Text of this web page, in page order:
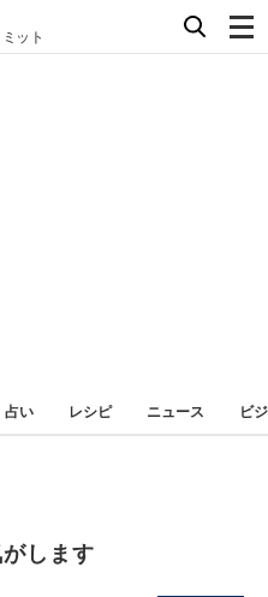
ット
占い レシピ ニュース ビ
します